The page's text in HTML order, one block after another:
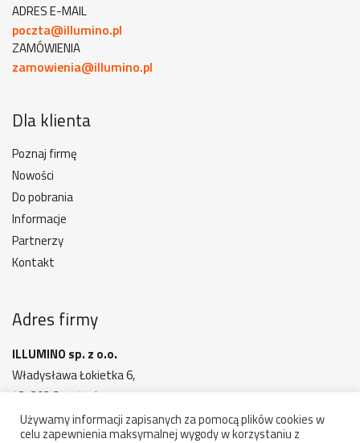
ADRES E-MAIL
poczta@illumino.pl
ZAMÓWIENIA
zamowienia@illumino.pl
Dla klienta
Poznaj firmę
Nowości
Do pobrania
Informacje
Partnerzy
Kontakt
Adres firmy
ILLUMINO sp. z o.o.
Władysława Łokietka 6,
42-202 Częstochowa
MAPA DOJAZDU
Godziny otwarcia: 7:00 - 15:00
Używamy informacji zapisanych za pomocą plików cookies w
celu zapewnienia maksymalnej wygody w korzystaniu z